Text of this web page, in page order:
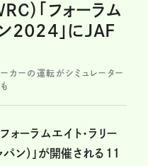
）「フォーラム
ン2024」にJAF
カーの運転がシミュレーター
ォーラムエイト・ラリー
ン）」が開催される11